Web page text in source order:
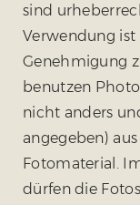
sind
Verwendung
Genehmigung
benutzen
nicht anders
angegeben)
Fotomaterial.
dürfen die